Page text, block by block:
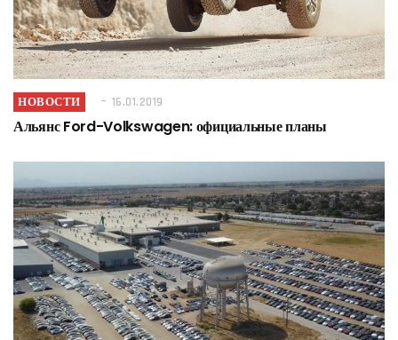
НОВОСТИ 16.01.2019
Альянс Ford-Volkswagen: официальные планы